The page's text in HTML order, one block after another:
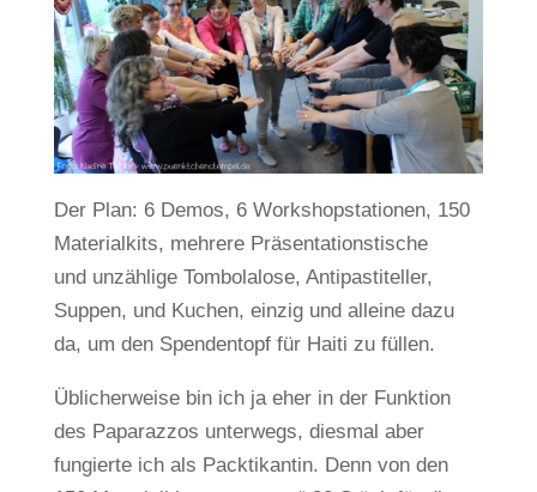
Der Plan: 6 Demos, 6 Workshopstationen, 150
Materialkits, mehrere Präsentationstische
und unzählige Tombolalose, Antipastiteller,
Suppen, und Kuchen, einzig und alleine dazu
da, um den Spendentopf für Haiti zu füllen.
Üblicherweise bin ich ja eher in der Funktion
des Paparazzos unterwegs, diesmal aber
fungierte ich als Packtikantin. Denn von den